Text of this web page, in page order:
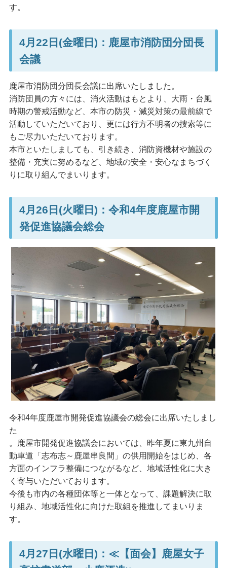
す。
4月22日(金曜日)：鹿屋市消防団分団長
会議
鹿屋市消防団分団長会議に出席いたしました。
消防団員の方々には、消火活動はもとより、大雨・台風
時期の警戒活動など、本市の防災・減災対策の最前線で
活動していただいており、更には行方不明者の捜索等に
もご尽力いただいております。
本市といたしましても、引き続き、消防資機材や施設の
整備・充実に努めるなど、地域の安全・安心なまちづく
りに取り組んでまいります。
4月26日(火曜日)：令和4年度鹿屋市開
発促進協議会総会
令和4年度鹿屋市開発促進協議会の総会に出席いたしまし
た
。鹿屋市開発促進協議会においては、昨年夏に東九州自
動車道「志布志～鹿屋串良間」の供用開始をはじめ、各
方面のインフラ整備につながるなど、地域活性化に大き
く寄与いただいております。
今後も市内の各種団体等と一体となって、課題解決に取
り組み、地域活性化に向けた取組を推進してまいりま
す。
4月27日(水曜日)：≪【面会】鹿屋女子